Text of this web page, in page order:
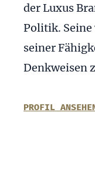
der Luxus
Politik. Seine
seiner
Denkweisen
PROFIL